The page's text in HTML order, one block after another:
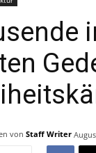
von Staff Writer